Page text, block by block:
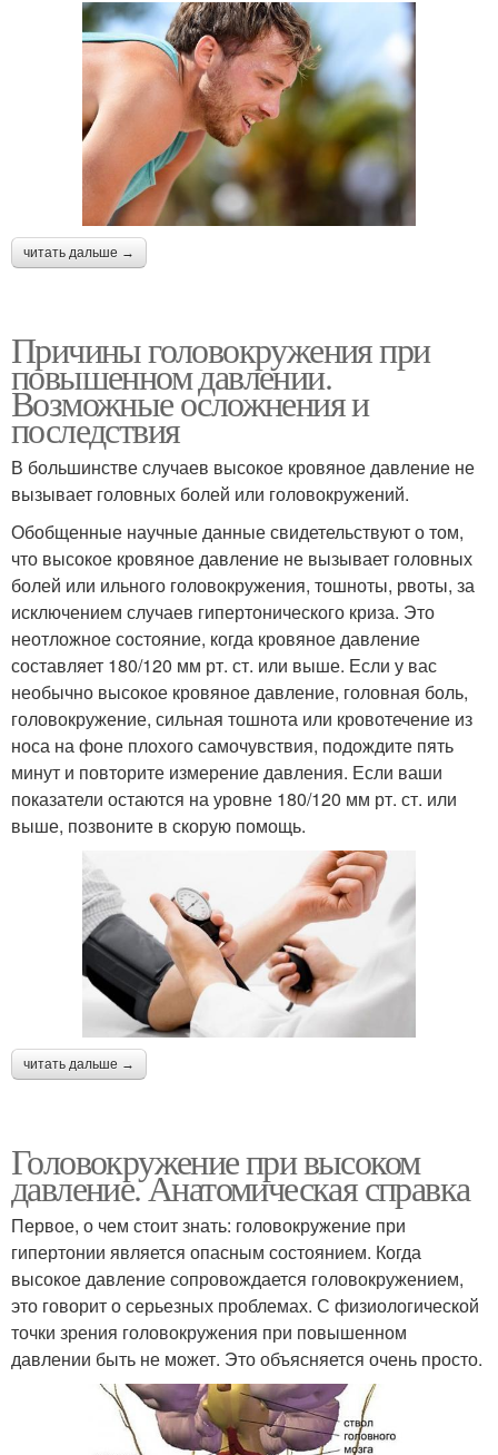
читать дальше →
Причины головокружения при
повышенном давлении.
Возможные осложнения и
последствия
В большинстве случаев высокое кровяное давление не
вызывает головных болей или головокружений.
Обобщенные научные данные свидетельствуют о том,
что высокое кровяное давление не вызывает головных
болей или ильного головокружения, тошноты, рвоты, за
исключением случаев гипертонического криза. Это
неотложное состояние, когда кровяное давление
составляет 180/120 мм рт. ст. или выше. Если у вас
необычно высокое кровяное давление, головная боль,
головокружение, сильная тошнота или кровотечение из
носа на фоне плохого самочувствия, подождите пять
минут и повторите измерение давления. Если ваши
показатели остаются на уровне 180/120 мм рт. ст. или
выше, позвоните в скорую помощь.
читать дальше →
Головокружение при высоком
давление. Анатомическая справка
Первое, о чем стоит знать: головокружение при
гипертонии является опасным состоянием. Когда
высокое давление сопровождается головокружением,
это говорит о серьезных проблемах. С физиологической
точки зрения головокружения при повышенном
давлении быть не может. Это объясняется очень просто.